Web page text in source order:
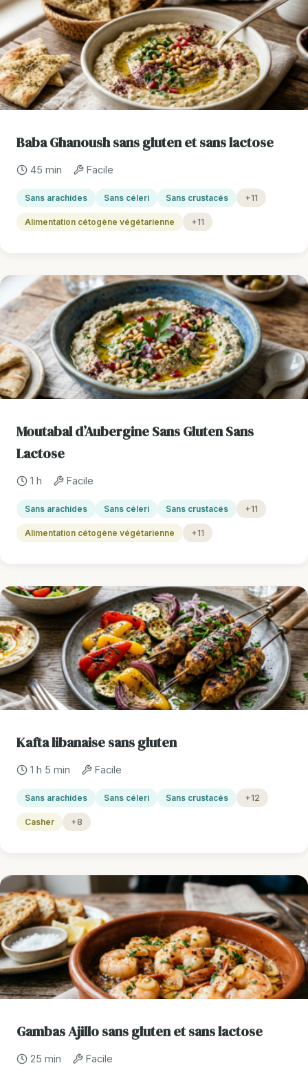
Baba Ghanoush sans gluten et sans lactose
45 min Facile
Sans arachides Sans céleri Sans crustacés +11
Alimentation cétogène végétarienne +11
Moutabal d’Aubergine Sans Gluten Sans
Lactose
1 h Facile
Sans arachides Sans céleri Sans crustacés +11
Alimentation cétogène végétarienne +11
Kafta libanaise sans gluten
1 h 5 min Facile
Sans arachides Sans céleri Sans crustacés +12
Casher +8
Gambas Ajillo sans gluten et sans lactose
25 min Facile